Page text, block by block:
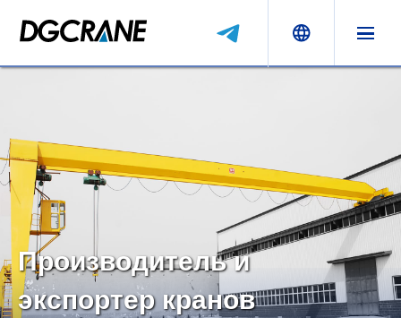
Производитель и
экспортер кранов